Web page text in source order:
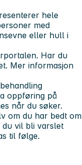
hele
med
eller hull i
Har du
Mer informasjon
oppføring på
når du søker.
om du har bedt om
vil bli varslet
til følge.